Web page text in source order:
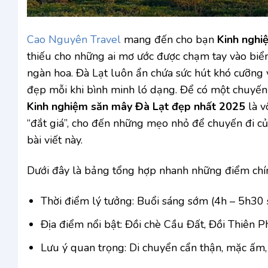
Cao Nguyên Travel mang đến cho bạn Kinh
thiếu cho những ai mơ ước được chạm tay vào
ngàn hoa. Đà Lạt luôn ẩn chứa sức hút khó
đẹp mỗi khi bình minh ló dạng. Để có một
Kinh nghiệm săn mây Đà Lạt đẹp nhất 2025 là
“đắt giá”, cho đến những mẹo nhỏ để chuyến đi
bài viết này.
Dưới đây là bảng tổng hợp nhanh những điểm
Thời điểm lý tưởng: Buổi sáng sớm (4h –
Địa điểm nổi bật: Đồi chè Cầu Đất, Đồi Thiên
Lưu ý quan trọng: Di chuyển cẩn thận, mặc